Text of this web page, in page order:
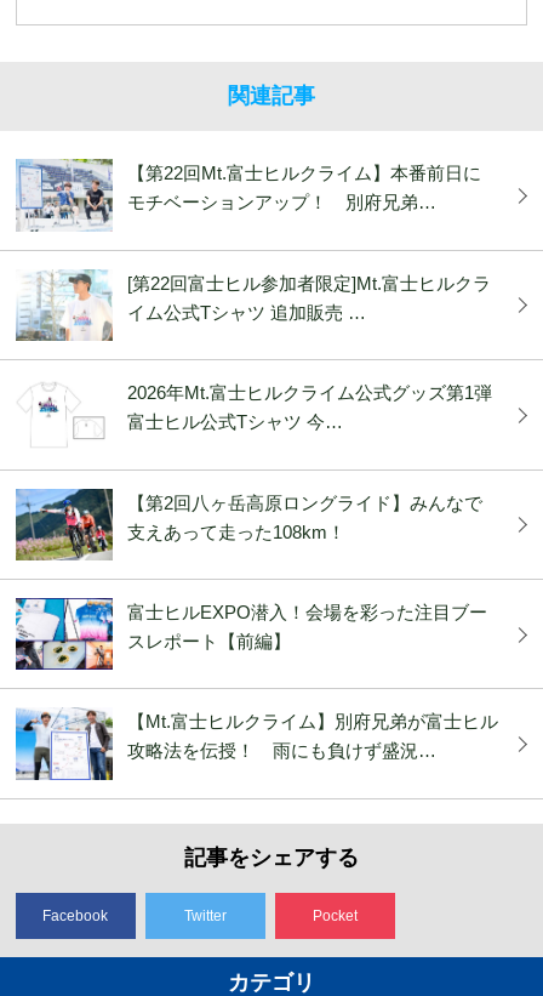
関連記事
【第22回Mt.富士ヒルクライム】本番前日に
モチベーションアップ！ 別府兄弟…
[第22回富士ヒル参加者限定]Mt.富士ヒルクラ
イム公式Tシャツ 追加販売 …
2026年Mt.富士ヒルクライム公式グッズ第1弾
富士ヒル公式Tシャツ 今…
【第2回八ヶ岳高原ロングライド】みんなで
支えあって走った108km！
富士ヒルEXPO潜入！会場を彩った注目ブー
スレポート【前編】
【Mt.富士ヒルクライム】別府兄弟が富士ヒル
攻略法を伝授！ 雨にも負けず盛況…
記事をシェアする
Facebook Twitter Pocket
カテゴリ